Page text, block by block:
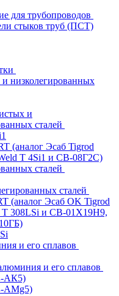
для трубопроводов
стыков труб (ПСТ)
низколегированных
и
сталей
(аналог Эсаб Tigrod
T 4Si1 и СВ-08Г2С)
сталей
сталей
(аналог Эсаб OK Tigrod
T 308LSi и СВ-01Х19Н9,
и его сплавов
и его сплавов
АК5)
АМg5)